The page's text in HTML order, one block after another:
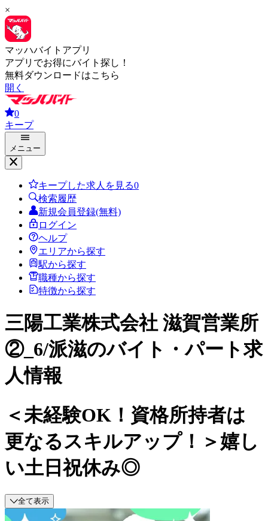
×
マッハバイトアプリ
アプリでお得にバイト探し！
無料ダウンロードはこちら
開く
0
キープ
メニュー
キープした求人を見る0
検索履歴
新規会員登録(無料)
ログイン
ヘルプ
エリアから探す
駅から探す
職種から探す
特徴から探す
三陽工業株式会社 滋賀営業所
②_6/派滋のバイト・パート求
人情報
＜未経験OK！資格所持者は
更なるスキルアップ！＞嬉し
い土日祝休み◎
全て表示